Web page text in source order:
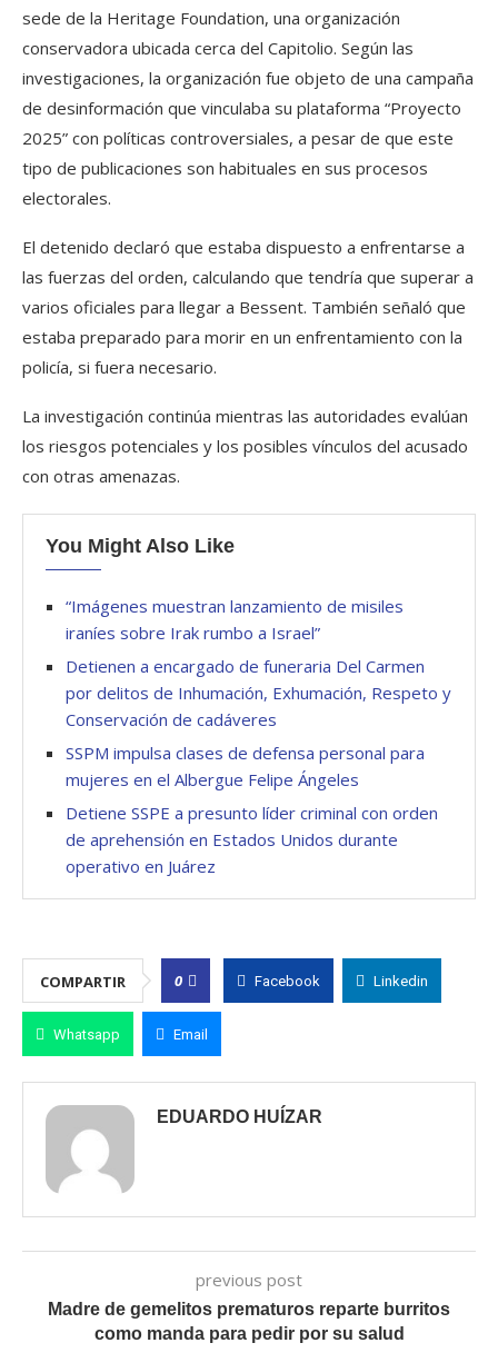
sede de la Heritage Foundation, una organización
conservadora ubicada cerca del Capitolio. Según las
investigaciones, la organización fue objeto de una campaña
de desinformación que vinculaba su plataforma “Proyecto
2025” con políticas controversiales, a pesar de que este
tipo de publicaciones son habituales en sus procesos
electorales.
El detenido declaró que estaba dispuesto a enfrentarse a
las fuerzas del orden, calculando que tendría que superar a
varios oficiales para llegar a Bessent. También señaló que
estaba preparado para morir en un enfrentamiento con la
policía, si fuera necesario.
La investigación continúa mientras las autoridades evalúan
los riesgos potenciales y los posibles vínculos del acusado
con otras amenazas.
You Might Also Like
“Imágenes muestran lanzamiento de misiles
iraníes sobre Irak rumbo a Israel”
Detienen a encargado de funeraria Del Carmen
por delitos de Inhumación, Exhumación, Respeto y
Conservación de cadáveres
SSPM impulsa clases de defensa personal para
mujeres en el Albergue Felipe Ángeles
Detiene SSPE a presunto líder criminal con orden
de aprehensión en Estados Unidos durante
operativo en Juárez
COMPARTIR 0 Facebook Linkedin
Whatsapp Email
EDUARDO HUÍZAR
previous post
Madre de gemelitos prematuros reparte burritos
como manda para pedir por su salud